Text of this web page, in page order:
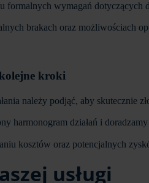
formalnych wymagań dotyczących
brakach oraz możliwościach
kroki
należy podjąć, aby skutecznie
harmonogram działań i
kosztów oraz potencjalnych
usługi